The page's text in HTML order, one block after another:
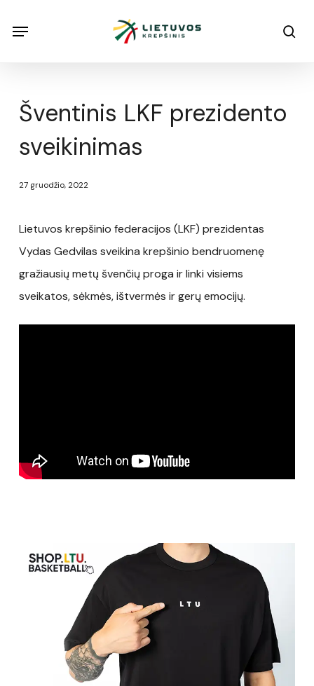
Menu
Šventinis LKF prezidento
sveikinimas
27 gruodžio, 2022
Lietuvos krepšinio federacijos (LKF) prezidentas
Vydas Gedvilas sveikina krepšinio bendruomenę
gražiausių metų švenčių proga ir linki visiems
sveikatos, sėkmės, ištvermės ir gerų emocijų.